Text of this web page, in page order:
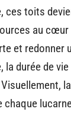
ces toits
au
et redonner
la durée de
chaque